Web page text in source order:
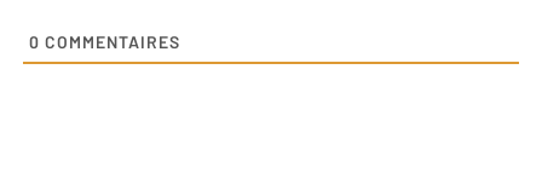
0 COMMENTAIRES